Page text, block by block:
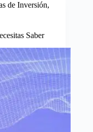
de Inversión,
Saber